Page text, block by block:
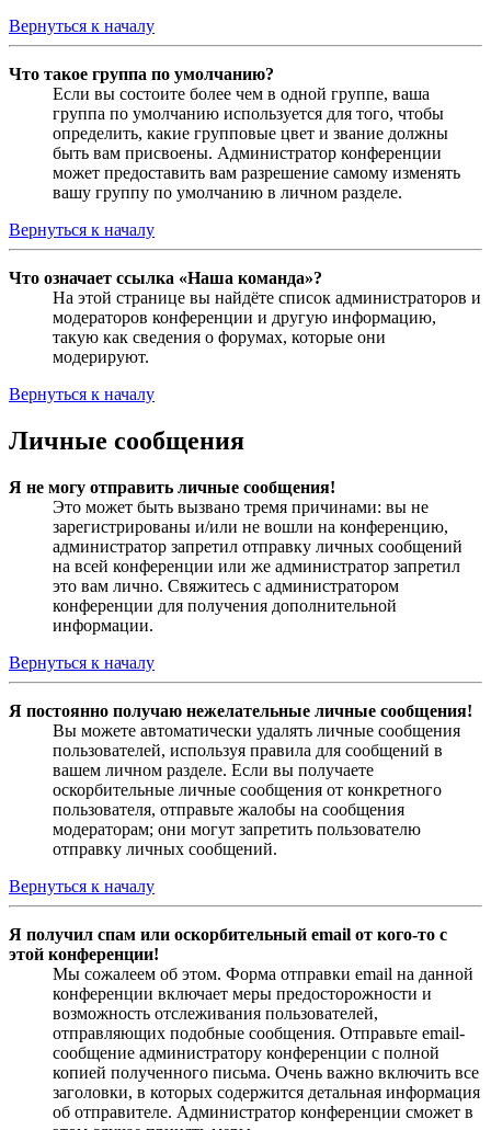
Вернуться к началу
Что такое группа по умолчанию?
Если вы состоите более чем в одной группе, ваша
группа по умолчанию используется для того, чтобы
определить, какие групповые цвет и звание должны
быть вам присвоены. Администратор конференции
может предоставить вам разрешение самому изменять
вашу группу по умолчанию в личном разделе.
Вернуться к началу
Что означает ссылка «Наша команда»?
На этой странице вы найдёте список администраторов и
модераторов конференции и другую информацию,
такую как сведения о форумах, которые они
модерируют.
Вернуться к началу
Личные сообщения
Я не могу отправить личные сообщения!
Это может быть вызвано тремя причинами: вы не
зарегистрированы и/или не вошли на конференцию,
администратор запретил отправку личных сообщений
на всей конференции или же администратор запретил
это вам лично. Свяжитесь с администратором
конференции для получения дополнительной
информации.
Вернуться к началу
Я постоянно получаю нежелательные личные сообщения!
Вы можете автоматически удалять личные сообщения
пользователей, используя правила для сообщений в
вашем личном разделе. Если вы получаете
оскорбительные личные сообщения от конкретного
пользователя, отправьте жалобы на сообщения
модераторам; они могут запретить пользователю
отправку личных сообщений.
Вернуться к началу
Я получил спам или оскорбительный email от кого-то с
этой конференции!
Мы сожалеем об этом. Форма отправки email на данной
конференции включает меры предосторожности и
возможность отслеживания пользователей,
отправляющих подобные сообщения. Отправьте email-
сообщение администратору конференции с полной
копией полученного письма. Очень важно включить все
заголовки, в которых содержится детальная информация
об отправителе. Администратор конференции сможет в